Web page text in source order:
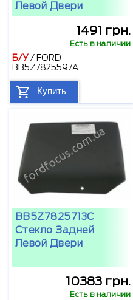
Левой Двери
1491 грн.
Есть в наличии
Б/У/ FORD
BB5Z7825597A
Купить
BB5Z7825713C
Стекло Задней
Левой Двери
10383 грн.
Есть в наличии